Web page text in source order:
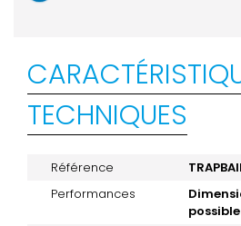
TECHNIQUES
Référence
Performances
possible